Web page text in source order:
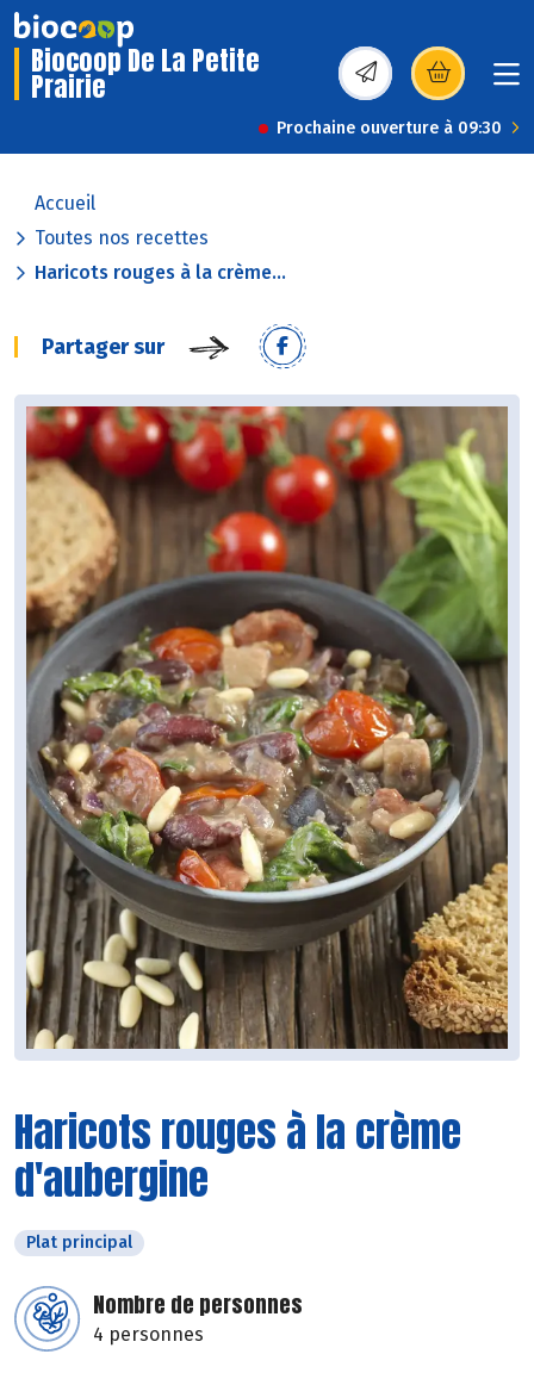
Biocoop De La Petite
Prairie (s’ouvre dans une
Prochaine ouverture à 09:30
Accueil
Toutes nos recettes
Haricots rouges à la crème...
Partager sur
Haricots rouges à la crème
d'aubergine
Plat principal
Nombre de personnes
4 personnes